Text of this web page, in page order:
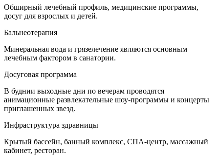
Обширный лечебный профиль, медицинские программы,
досуг для взрослых и детей.
Бальнеотерапия
Минеральная вода и грязелечение являются основным
лечебным фактором в санатории.
Досуговая программа
В буднии выходные дни по вечерам проводятся
анимационные развлекательные шоу-программы и концерты
приглашенных звезд.
Инфраструктура здравницы
Крытый бассейн, банный комплекс, СПА-центр, массажный
кабинет, ресторан.